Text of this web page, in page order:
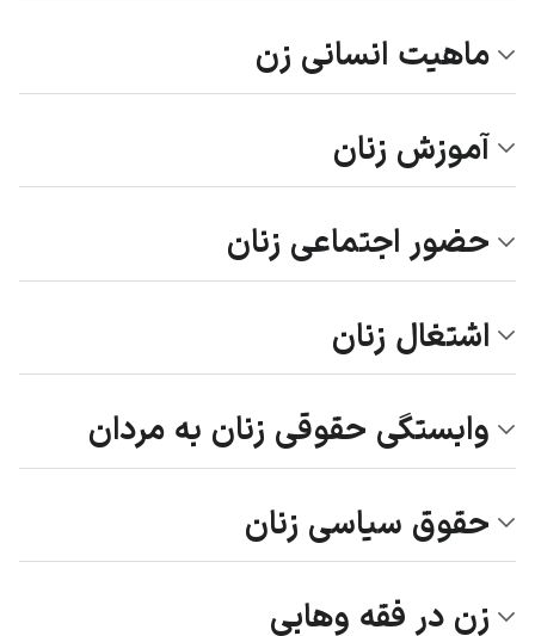
ماهیت انسانی زن
آموزش زنان
حضور اجتماعی زنان
اشتغال زنان
وابستگی حقوقی زنان به مردان
حقوق سیاسی زنان
زن در فقه وهابی